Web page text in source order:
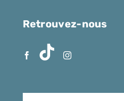
Retrouvez-nous